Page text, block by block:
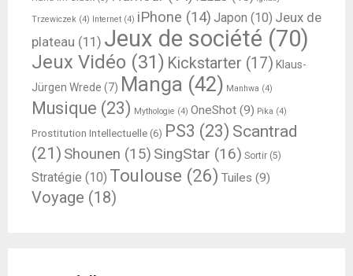
Trzewiczek (4) Internet (4) iPhone (14) Japon (10) Jeux de
plateau (11) Jeux de société (70)
Jeux Vidéo (31) Kickstarter (17) Klaus-
Jürgen Wrede (7) Manga (42) Manhwa (4)
Musique (23) Mythologie (4) OneShot (9) Pika (4)
Prostitution Intellectuelle (6) PS3 (23) Scantrad
(21) Shounen (15) SingStar (16) Sortir (5)
Stratégie (10) Toulouse (26) Tuiles (9)
Voyage (18)